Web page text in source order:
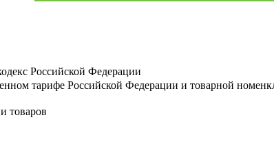
Российской Федерации
тарифе Российской Федерации и товарной
товаров